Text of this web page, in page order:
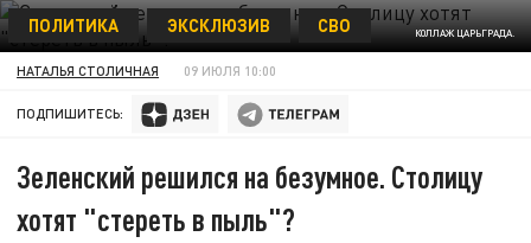
КОЛЛАЖ ЦАРЬГРАДА.
ПОЛИТИКА ЭКСКЛЮЗИВ СВО
НАТАЛЬЯ СТОЛИЧНАЯ 09 ИЮЛЯ 10:00
ПОДПИШИТЕСЬ:
Зеленский решился на безумное. Столицу
хотят "стереть в пыль"?